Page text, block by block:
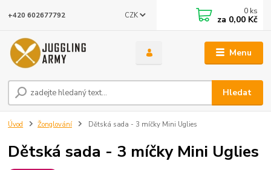
Menu
CZK
Hledat
+420 602677792 0 ks
za 0,00 Kč
Úvod Žonglování Dětská sada - 3 míčky Mini Uglies
Dětská sada - 3 míčky Mini Uglies